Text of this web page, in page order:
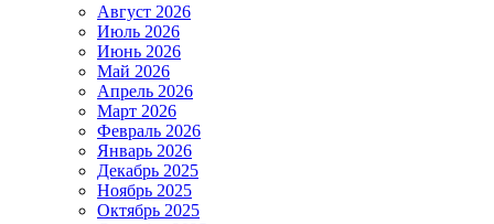
Август 2026
Июль 2026
Июнь 2026
Май 2026
Апрель 2026
Март 2026
Февраль 2026
Январь 2026
Декабрь 2025
Ноябрь 2025
Октябрь 2025